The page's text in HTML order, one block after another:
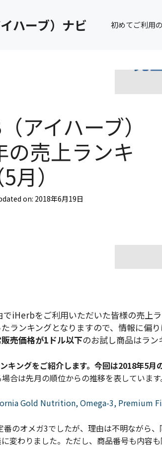
ハーブ）ナビ 初めてご利用
アイハーブ）
の売上ランキ
月）
on: 2018年6月19日
でiHerbをご利用いただいた皆様の売上
ランキングとなりますので、情報に偏
売価格が1ドル以下のお試し商品はラン
キングをご紹介します。今回は2018年5月
合は先月の順位からの推移を表しています
Gold Nutrition, Omega-3, Premium
のオメガ3でしたが、理由は不明ながら
変わりました。ただし、商品番号も内容も